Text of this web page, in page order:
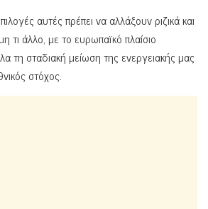
αυτές πρέπει να αλλάξουν ριζικά και
τι άλλο, με το ευρωπαϊκό πλαίσιο
τη σταδιακή μείωση της ενεργειακής μας
στόχος.